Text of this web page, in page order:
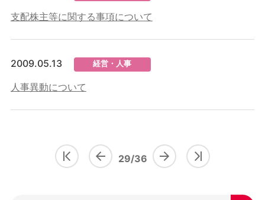
支配株主等に関する事項について
2009.05.13 経営・人事
人事異動について
29/36